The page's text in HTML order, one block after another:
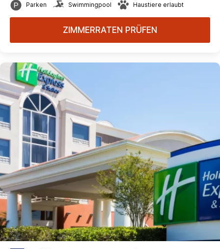
Parken Swimmingpool Haustiere erlaubt
ZIMMERRATEN PRÜFEN